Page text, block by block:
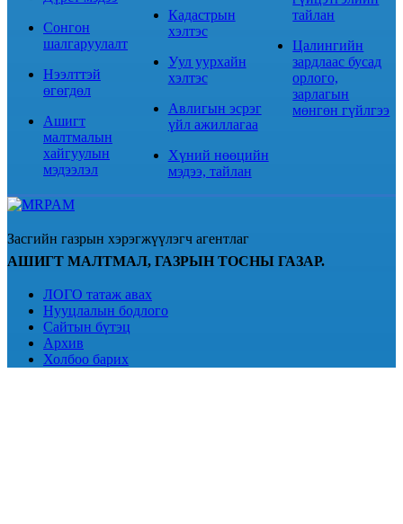
Сонгон
шалгаруулалт
Нээлттэй
өгөгдөл
Ашигт
малтмалын
хайгуулын
мэдээлэл
Кадастрын
хэлтэс
Уул уурхайн
хэлтэс
Авлигын эсрэг
үйл ажиллагаа
Хүний нөөцийн
мэдээ, тайлан
тайлан
Цалингийн
зардлаас бусад
орлого,
зарлагын
мөнгөн гүйлгээ
Засгийн газрын хэрэгжүүлэгч агентлаг
АШИГТ МАЛТМАЛ, ГАЗРЫН ТОСНЫ ГАЗАР.
ЛОГО татаж авах
Нууцлалын бодлого
Сайтын бүтэц
Архив
Холбоо барих